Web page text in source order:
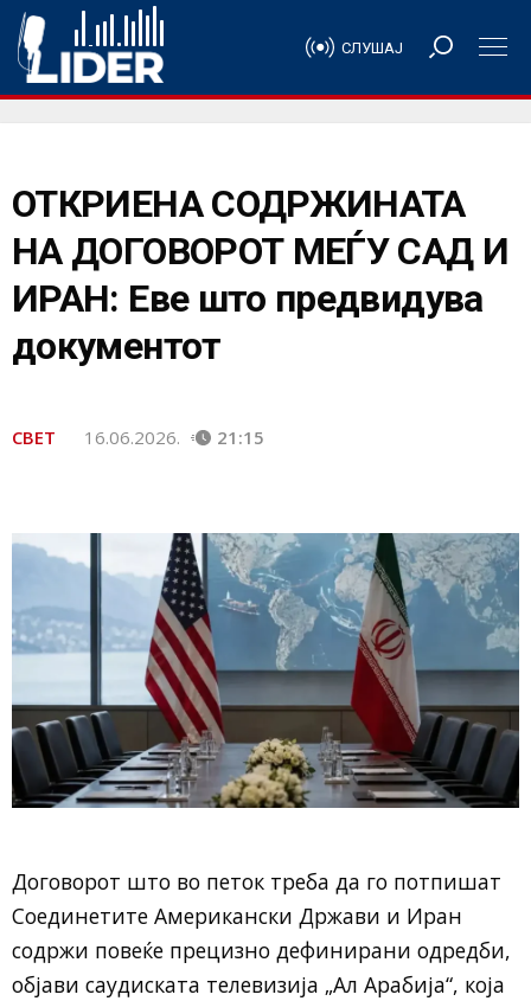
СЛУШАЈ
ОТКРИЕНА СОДРЖИНАТА
НА ДОГОВОРОТ МЕЃУ САД И
ИРАН: Еве што предвидува
документот
СВЕТ 16.06.2026. 21:15
Договорот што во петок треба да го потпишат
Соединетите Американски Држави и Иран
содржи повеќе прецизно дефинирани одредби,
објави саудиската телевизија „Ал Арабија“, која